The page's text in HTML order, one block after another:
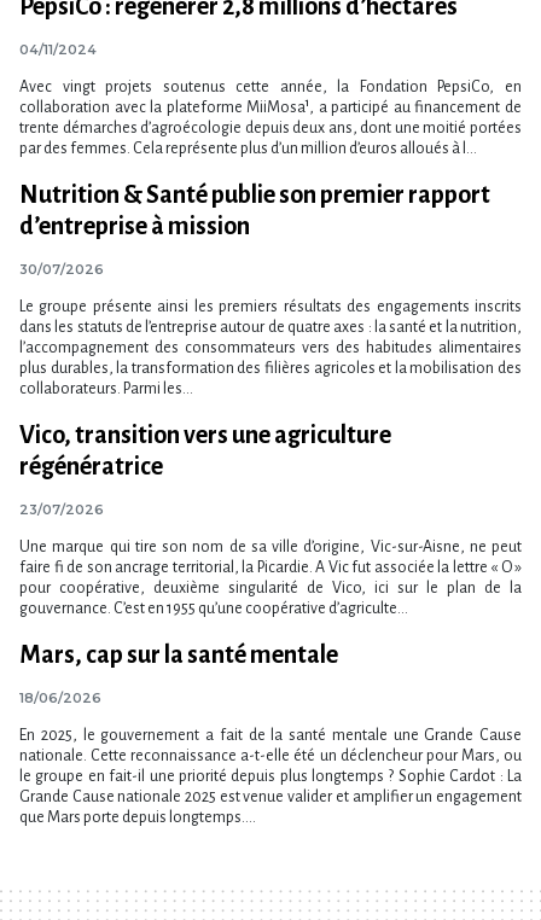
PepsiCo : régénérer 2,8 millions d’hectares
04/11/2024
Avec vingt projets soutenus cette année, la Fondation PepsiCo, en
collaboration avec la plateforme MiiMosa¹, a participé au financement de
trente démarches d’agroécologie depuis deux ans, dont une moitié portées
par des femmes. Cela représente plus d’un million d’euros alloués à l...
Nutrition & Santé publie son premier rapport
d’entreprise à mission
30/07/2026
Le groupe présente ainsi les premiers résultats des engagements inscrits
dans les statuts de l​‌’entreprise autour de quatre axes : la santé et la nutrition,
l​‌’accompagnement des consommateurs vers des habitudes alimentaires
plus durables, la transformation des filières agricoles et la mobilisation des
collaborateurs. Parmi les...
Vico, transition vers une agriculture
régénératrice
23/07/2026
Une marque qui tire son nom de sa ville d’origine, Vic-sur-Aisne, ne peut
faire fi de son ancrage territorial, la Picardie. A Vic fut associée la lettre « O »
pour coopérative, deuxième singularité de Vico, ici sur le plan de la
gouvernance. C’est en 1955 qu’une coopérative d’agriculte...
Mars, cap sur la santé mentale
18/06/2026
En 2025, le gouvernement a fait de la santé mentale une Grande Cause
nationale. Cette reconnaissance a-t-elle été un déclencheur pour Mars, ou
le groupe en fait-il une priorité depuis plus longtemps ? Sophie Cardot : La
Grande Cause nationale 2025 est venue valider et amplifier un engagement
que Mars porte depuis longtemps....